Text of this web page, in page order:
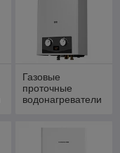
Газовые
проточные
водонагреватели